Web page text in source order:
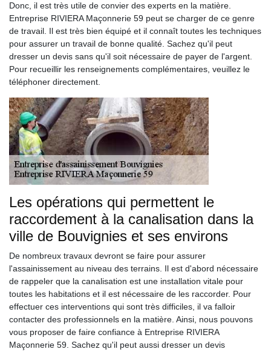
Donc, il est très utile de convier des experts en la matière.
Entreprise RIVIERA Maçonnerie 59 peut se charger de ce genre
de travail. Il est très bien équipé et il connaît toutes les techniques
pour assurer un travail de bonne qualité. Sachez qu'il peut
dresser un devis sans qu'il soit nécessaire de payer de l'argent.
Pour recueillir les renseignements complémentaires, veuillez le
téléphoner directement.
Les opérations qui permettent le
raccordement à la canalisation dans la
ville de Bouvignies et ses environs
De nombreux travaux devront se faire pour assurer
l'assainissement au niveau des terrains. Il est d'abord nécessaire
de rappeler que la canalisation est une installation vitale pour
toutes les habitations et il est nécessaire de les raccorder. Pour
effectuer ces interventions qui sont très difficiles, il va falloir
contacter des professionnels en la matière. Ainsi, nous pouvons
vous proposer de faire confiance à Entreprise RIVIERA
Maçonnerie 59. Sachez qu'il peut aussi dresser un devis